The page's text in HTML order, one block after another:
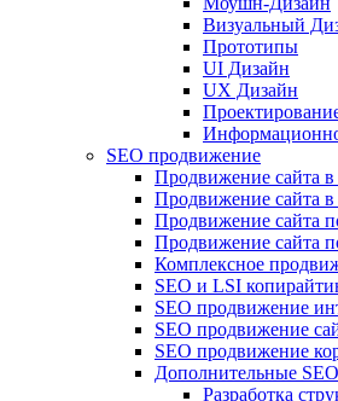
Визуальный
Прототипы
UI Дизайн
UX Дизайн
SEO продвижение
Продвижение сайта
Продвижение сайта в
Продвижение сайта
Продвижение сайта
Комплексное
SEO и LSI
SEO продвижение
SEO продвижение
SEO продвижение
Дополнительные
Разработка